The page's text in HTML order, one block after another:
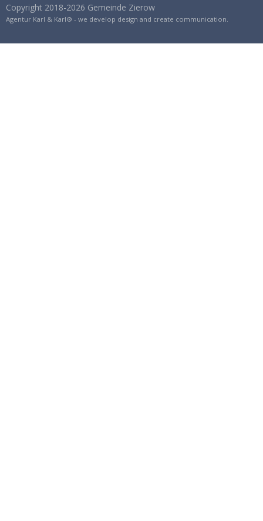
Copyright 2018-2026 Gemeinde Zierow
Agentur Karl & Karl® - we develop design and create communication.